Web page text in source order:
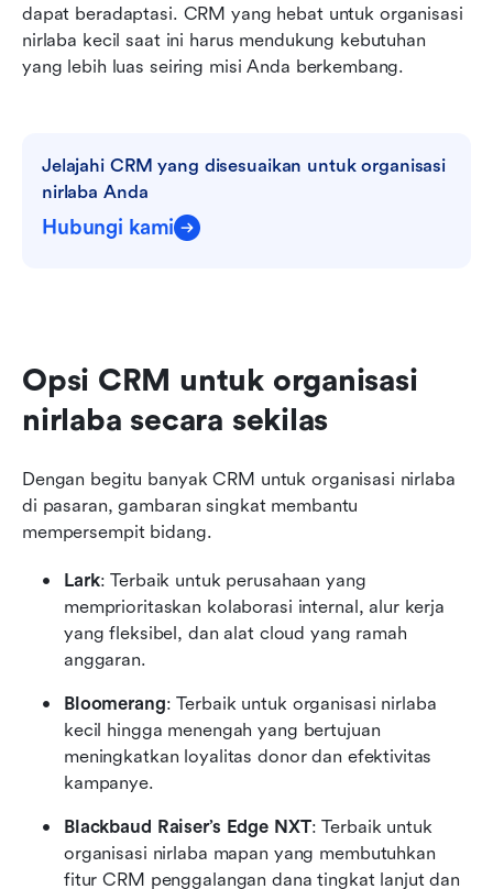
dapat beradaptasi. CRM yang hebat untuk organisasi
nirlaba kecil saat ini harus mendukung kebutuhan
yang lebih luas seiring misi Anda berkembang.
Jelajahi CRM yang disesuaikan untuk organisasi
nirlaba Anda
Hubungi kami
Opsi CRM untuk organisasi
nirlaba secara sekilas
Dengan begitu banyak CRM untuk organisasi nirlaba
di pasaran, gambaran singkat membantu
mempersempit bidang.
Lark: Terbaik untuk perusahaan yang
memprioritaskan kolaborasi internal, alur kerja
yang fleksibel, dan alat cloud yang ramah
anggaran.
Bloomerang: Terbaik untuk organisasi nirlaba
kecil hingga menengah yang bertujuan
meningkatkan loyalitas donor dan efektivitas
kampanye.
Blackbaud Raiser’s Edge NXT: Terbaik untuk
organisasi nirlaba mapan yang membutuhkan
fitur CRM penggalangan dana tingkat lanjut dan